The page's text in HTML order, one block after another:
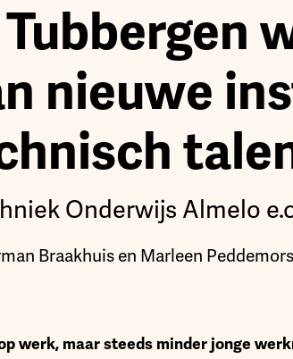
Tubbergen
nieuwe
Onderwijs Almelo
Braakhuis en Marleen Peddemors
werk, maar steeds minder jonge